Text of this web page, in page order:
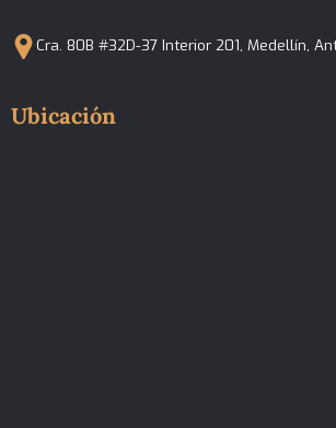
Cra. 80B #32D-37 Interior 201, Medellín,
Ubicación